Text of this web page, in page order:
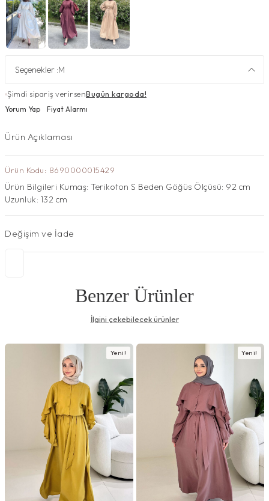
Seçenekler :M
Şimdi sipariş verirsenBugün kargoda!
Yorum Yap Fiyat Alarmı
Ürün Açıklaması
Ürün Kodu: 8690000015429
Ürün Bilgileri Kumaş: Terikoton S Beden Göğüs Ölçüsü: 92 cm
Uzunluk: 132 cm
Değişim ve İade
Benzer Ürünler
İlgini çekebilecek ürünler
Yeni! Yeni!